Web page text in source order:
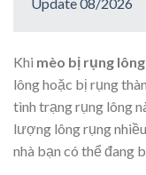
Khi mèo bị rụng
lông hoặc bị rụng
tình trạng rụng lông
lượng lông rụng
nhà bạn có thể đang